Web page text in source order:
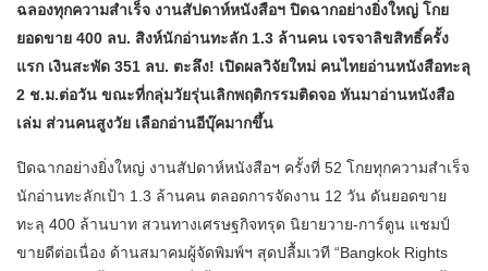
ฉลองทุกความสำเร็จ งานสัปดาห์หนังสือฯ ปิดฉากอย่างยิ่งใหญ่ โกย
ยอดขาย 400 ลบ. สิงห์นักอ่านทะลัก 1.3 ล้านคน เจรจาลิขสิทธิ์ครั้ง
แรก เงินสะพัด 351 ลบ. ตะลึง! เปิดผลวิจัยใหม่ คนไทยอ่านหนังสือทะลุ
2 ช.ม.ต่อวัน ขณะที่กลุ่มวัยรุ่นเลิกพฤติกรรมติดจอ หันมาอ่านหนังสือ
เล่ม ส่วนคนสูงวัย เลือกอ่านอีบุ๊คมากขึ้น
ปิดฉากอย่างยิ่งใหญ่ งานสัปดาห์หนังสือฯ ครั้งที่ 52 โกยทุกความสำเร็จ
นักอ่านทะลักเป้า 1.3 ล้านคน ตลอดการจัดงาน 12 วัน ดันยอดขาย
ทะลุ 400 ล้านบาท สวนทางเศรษฐกิจทรุด นิยายวาย-การ์ตูน แชมป์
ขายดีต่อเนื่อง ด้านสมาคมผู้จัดพิมพ์ฯ สุดปลื้มเวที “Bangkok Rights